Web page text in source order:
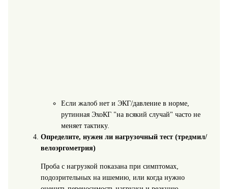
Если жалоб нет и ЭКГ/давление в норме,
рутинная ЭхоКГ "на всякий случай" часто не
меняет тактику.
Определите, нужен ли нагрузочный тест (тредмил/
велоэргометрия)
Проба с нагрузкой показана при симптомах,
подозрительных на ишемию, или когда нужно